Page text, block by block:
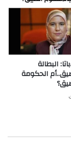
البطالة
الحكومة